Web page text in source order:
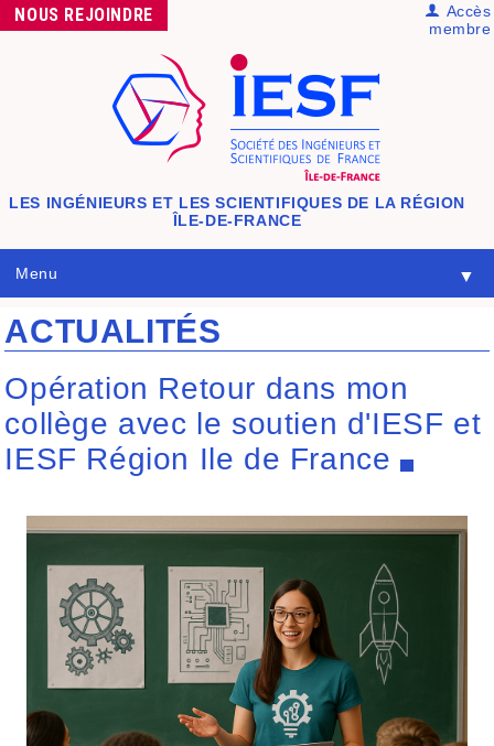
LES INGÉNIEURS ET LES SCIENTIFIQUES DE LA RÉGION
ÎLE-DE-FRANCE
Accès
membre
NOUS REJOINDRE
Menu ▼
ACTUALITÉS
Opération Retour dans mon
collège avec le soutien d'IESF et
IESF Région Ile de France